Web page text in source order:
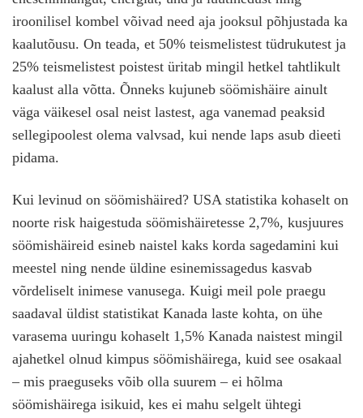
iroonilisel kombel võivad need aja jooksul põhjustada ka
kaalutõusu. On teada, et 50% teismelistest tüdrukutest ja
25% teismelistest poistest üritab mingil hetkel tahtlikult
kaalust alla võtta. Õnneks kujuneb söömishäire ainult
väga väikesel osal neist lastest, aga vanemad peaksid
sellegipoolest olema valvsad, kui nende laps asub dieeti
pidama.
Kui levinud on söömishäired? USA statistika kohaselt on
noorte risk haigestuda söömishäiretesse 2,7%, kusjuures
söömishäireid esineb naistel kaks korda sagedamini kui
meestel ning nende üldine esinemissagedus kasvab
võrdeliselt inimese vanusega. Kuigi meil pole praegu
saadaval üldist statistikat Kanada laste kohta, on ühe
varasema uuringu kohaselt 1,5% Kanada naistest mingil
ajahetkel olnud kimpus söömishäirega, kuid see osakaal
– mis praeguseks võib olla suurem – ei hõlma
söömishäirega isikuid, kes ei mahu selgelt ühtegi